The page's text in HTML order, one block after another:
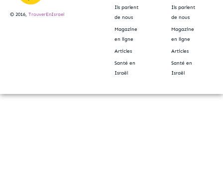
© 2016, TrouverEnIsrael
Ils parlent
de nous
Magazine
en ligne
Articles
Santé en
Israël
Ils parlent
de nous
Magazine
en ligne
Articles
Santé en
Israël